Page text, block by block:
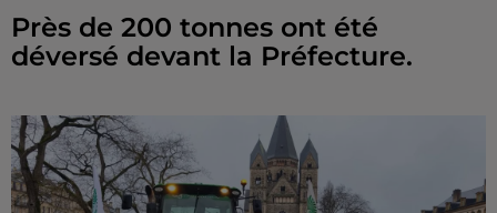
Près de 200 tonnes ont été
déversé devant la Préfecture.